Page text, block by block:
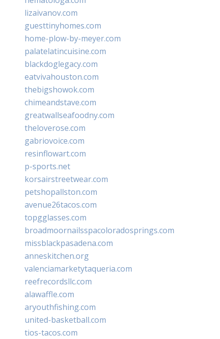
lizaivanov.com
guesttinyhomes.com
home-plow-by-meyer.com
palatelatincuisine.com
blackdoglegacy.com
eatvivahouston.com
thebigshowok.com
chimeandstave.com
greatwallseafoodny.com
theloverose.com
gabriovoice.com
resinflowart.com
p-sports.net
korsairstreetwear.com
petshopallston.com
avenue26tacos.com
topgglasses.com
broadmoornailsspacoloradosprings.com
missblackpasadena.com
anneskitchen.org
valenciamarketytaqueria.com
reefrecordsllc.com
alawaffle.com
aryouthfishing.com
united-basketball.com
tios-tacos.com